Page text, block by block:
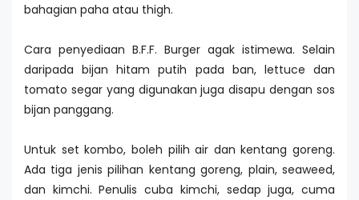
bahagian paha atau thigh.
Cara penyediaan B.F.F. Burger agak istimewa. Selain
daripada bijan hitam putih pada ban, lettuce dan
tomato segar yang digunakan juga disapu dengan sos
bijan panggang.
Untuk set kombo, boleh pilih air dan kentang goreng.
Ada tiga jenis pilihan kentang goreng, plain, seaweed,
dan kimchi. Penulis cuba kimchi, sedap juga, cuma